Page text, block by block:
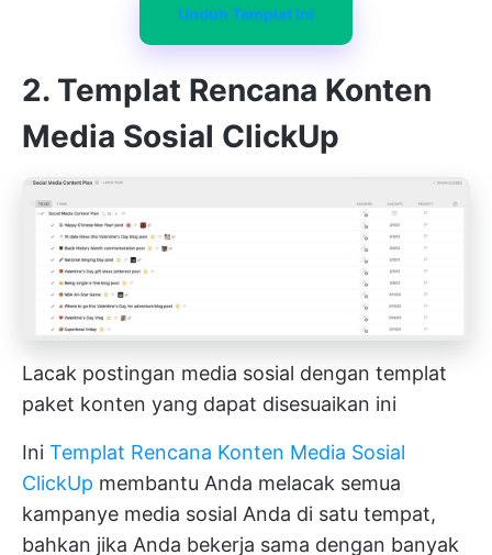
Unduh Templat Ini
2. Templat Rencana Konten
Media Sosial ClickUp
Lacak postingan media sosial dengan templat
paket konten yang dapat disesuaikan ini
Ini Templat Rencana Konten Media Sosial
ClickUp membantu Anda melacak semua
kampanye media sosial Anda di satu tempat,
bahkan jika Anda bekerja sama dengan banyak